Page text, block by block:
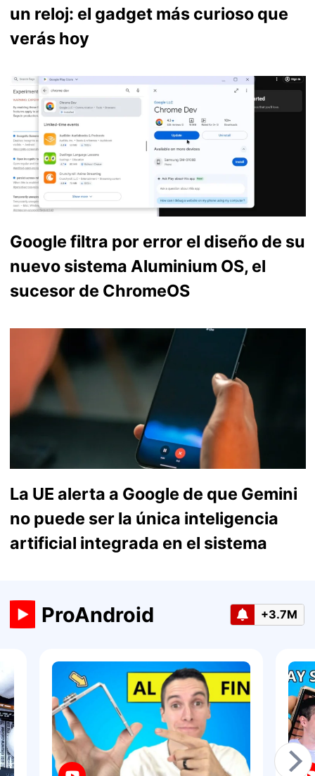
un reloj: el gadget más curioso que
verás hoy
Google filtra por error el diseño de su
nuevo sistema Aluminium OS, el
sucesor de ChromeOS
La UE alerta a Google de que Gemini
no puede ser la única inteligencia
artificial integrada en el sistema
ProAndroid +3.7M